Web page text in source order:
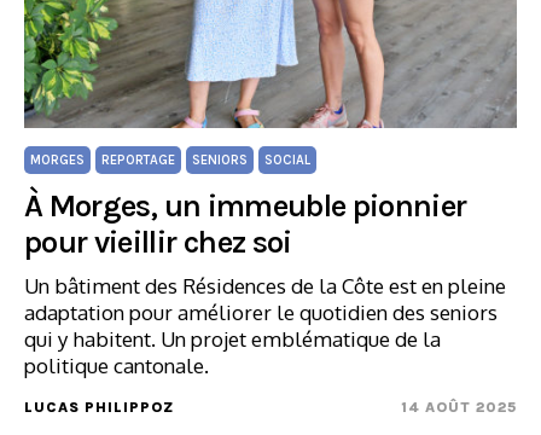
MORGES REPORTAGE SENIORS SOCIAL
À Morges, un immeuble pionnier
pour vieillir chez soi
Un bâtiment des Résidences de la Côte est en pleine
adaptation pour améliorer le quotidien des seniors
qui y habitent. Un projet emblématique de la
politique cantonale.
LUCAS PHILIPPOZ 14 AOÛT 2025